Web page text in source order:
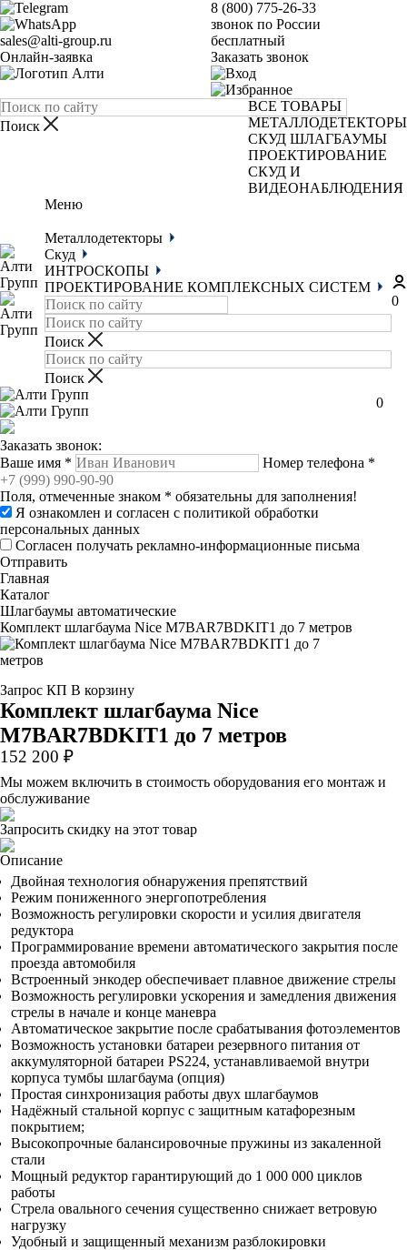
sales@alti-group.ru
Онлайн-заявка
8 (800) 775-26-33
звонок по России
бесплатный
Заказать звонок
ВСЕ ТОВАРЫ
МЕТАЛЛОДЕТЕКТОРЫ
СКУД ШЛАГБАУМЫ
ПРОЕКТИРОВАНИЕ
СКУД И
ВИДЕОНАБЛЮДЕНИЯ
Меню
Металлодетекторы
Скуд
ИНТРОСКОПЫ
ПРОЕКТИРОВАНИЕ КОМПЛЕКСНЫХ СИСТЕМ
0
0
Заказать звонок:
Ваше имя * Номер телефона *
Поля, отмеченные знаком * обязательны для заполнения!
Я ознакомлен и согласен с политикой обработки
персональных данных
Согласен получать рекламно-информационные письма
Отправить
Главная
Каталог
Шлагбаумы автоматические
Комплект шлагбаума Nice M7BAR7BDKIT1 до 7 метров
Запрос КП В корзину
Комплект шлагбаума Nice
M7BAR7BDKIT1 до 7 метров
152 200 ₽
Мы можем включить в стоимость оборудования его монтаж и
обслуживание
Запросить скидку на этот товар
Описание
Двойная технология обнаружения препятствий
Режим пониженного энергопотребления
Возможность регулировки скорости и усилия двигателя
редуктора
Программирование времени автоматического закрытия после
проезда автомобиля
Встроенный энкодер обеспечивает плавное движение стрелы
Возможность регулировки ускорения и замедления движения
стрелы в начале и конце маневра
Автоматическое закрытие после срабатывания фотоэлементов
Возможность установки батареи резервного питания от
аккумуляторной батареи PS224, устанавливаемой внутри
корпуса тумбы шлагбаума (опция)
Простая синхронизация работы двух шлагбаумов
Надёжный стальной корпус с защитным катафорезным
покрытием;
Высокопрочные балансировочные пружины из закаленной
стали
Мощный редуктор гарантирующий до 1 000 000 циклов
работы
Стрела овального сечения существенно снижает ветровую
нагрузку
Удобный и защищенный механизм разблокировки